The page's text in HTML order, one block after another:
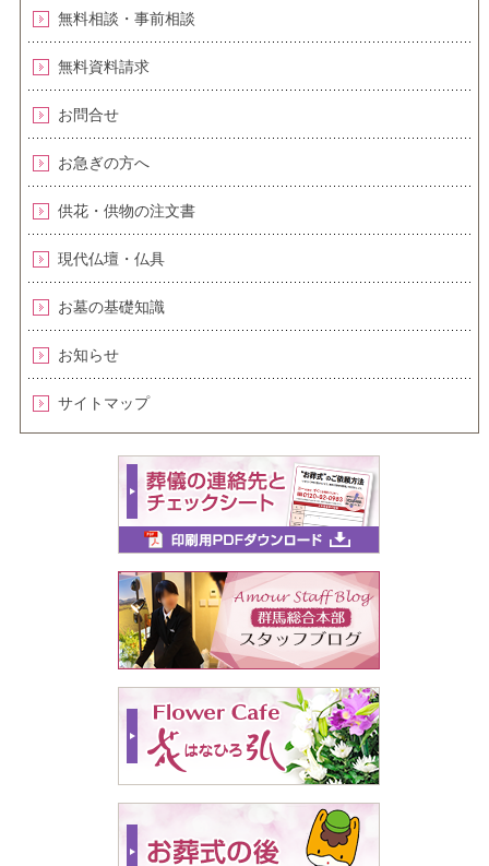
無料相談・事前相談
無料資料請求
お問合せ
お急ぎの方へ
供花・供物の注文書
現代仏壇・仏具
お墓の基礎知識
お知らせ
サイトマップ